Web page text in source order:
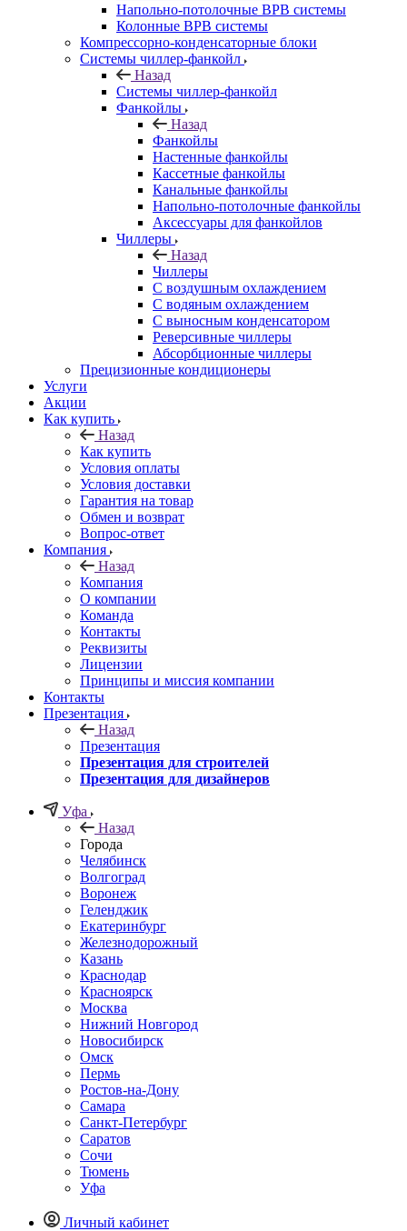
Напольно-потолочные ВРВ системы
Колонные ВРВ системы
Компрессорно-конденсаторные блоки
Системы чиллер-фанкойл
Назад
Системы чиллер-фанкойл
Фанкойлы
Назад
Фанкойлы
Настенные фанкойлы
Кассетные фанкойлы
Канальные фанкойлы
Напольно-потолочные фанкойлы
Аксессуары для фанкойлов
Чиллеры
Назад
Чиллеры
С воздушным охлаждением
С водяным охлаждением
С выносным конденсатором
Реверсивные чиллеры
Абсорбционные чиллеры
Прецизионные кондиционеры
Услуги
Акции
Как купить
Назад
Как купить
Условия оплаты
Условия доставки
Гарантия на товар
Обмен и возврат
Вопрос-ответ
Компания
Назад
Компания
О компании
Команда
Контакты
Реквизиты
Лицензии
Принципы и миссия компании
Контакты
Презентация
Назад
Презентация
Презентация для строителей
Презентация для дизайнеров
Уфа
Назад
Города
Челябинск
Волгоград
Воронеж
Геленджик
Екатеринбург
Железнодорожный
Казань
Краснодар
Красноярск
Москва
Нижний Новгород
Новосибирск
Омск
Пермь
Ростов-на-Дону
Самара
Санкт-Петербург
Саратов
Сочи
Тюмень
Уфа
Личный кабинет